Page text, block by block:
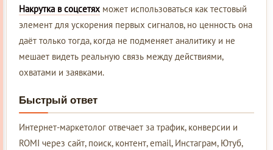
Накрутка в соцсетях может использоваться как тестовый
элемент для ускорения первых сигналов, но ценность она
даёт только тогда, когда не подменяет аналитику и не
мешает видеть реальную связь между действиями,
охватами и заявками.
Быстрый ответ
Интернет-маркетолог отвечает за трафик, конверсии и
ROMI через сайт, поиск, контент, email, Инстаграм, Ютуб,